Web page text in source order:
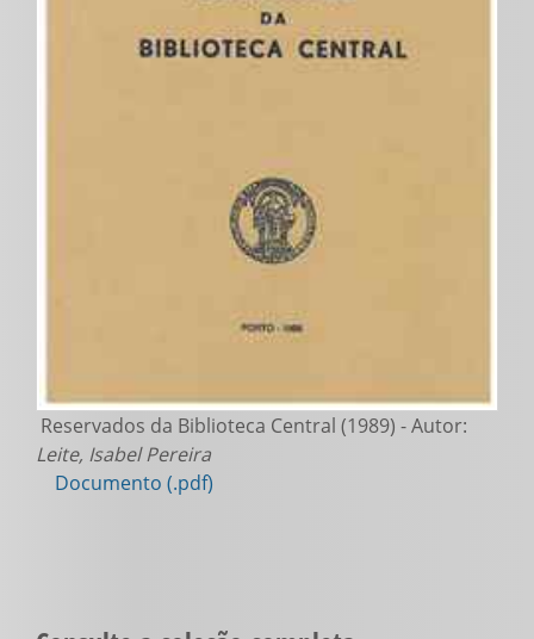
Reservados da Biblioteca Central (1989) - Autor:
Leite, Isabel Pereira
Documento (.pdf)